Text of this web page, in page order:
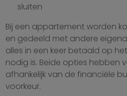
sluiten
Bij een appartement worden
en gedeeld met andere
alles in een keer betaald op
nodig is. Beide opties hebben
afhankelijk van de financiële
voorkeur.